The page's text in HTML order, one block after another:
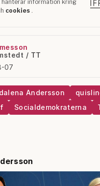
/ TT
07
Andersson
Socialdemokraterna